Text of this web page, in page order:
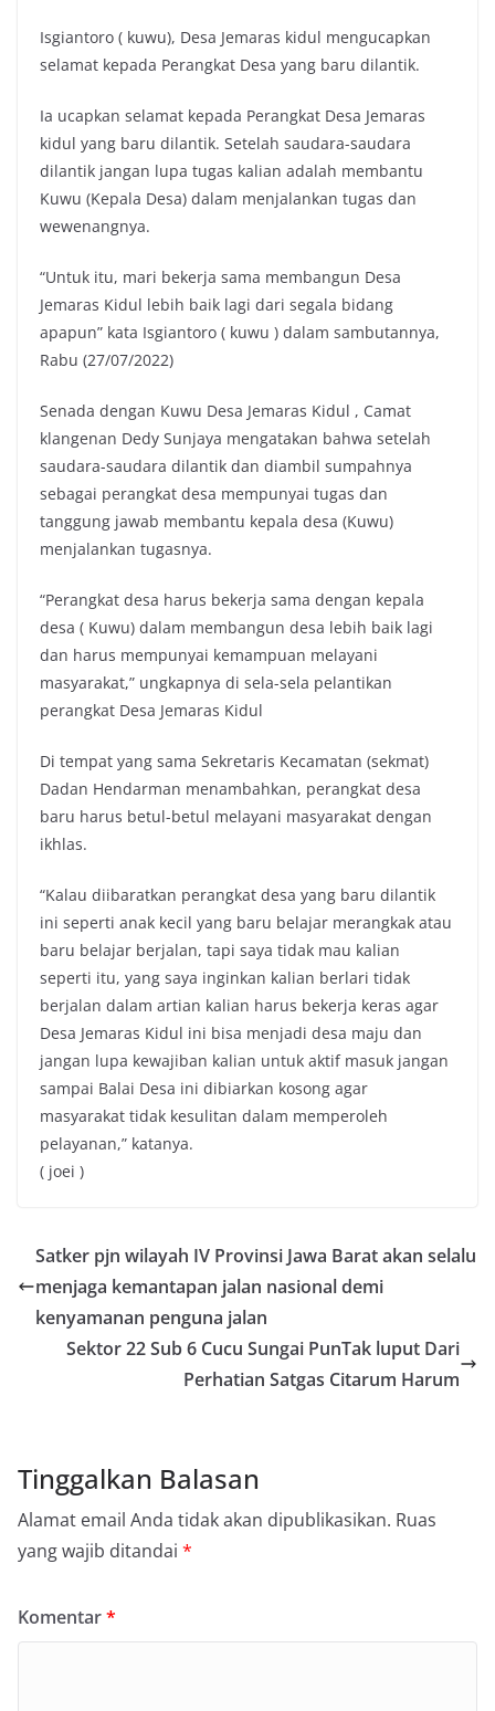
Isgiantoro ( kuwu), Desa Jemaras kidul mengucapkan
selamat kepada Perangkat Desa yang baru dilantik.
Ia ucapkan selamat kepada Perangkat Desa Jemaras
kidul yang baru dilantik. Setelah saudara-saudara
dilantik jangan lupa tugas kalian adalah membantu
Kuwu (Kepala Desa) dalam menjalankan tugas dan
wewenangnya.
“Untuk itu, mari bekerja sama membangun Desa
Jemaras Kidul lebih baik lagi dari segala bidang
apapun” kata Isgiantoro ( kuwu ) dalam sambutannya,
Rabu (27/07/2022)
Senada dengan Kuwu Desa Jemaras Kidul , Camat
klangenan Dedy Sunjaya mengatakan bahwa setelah
saudara-saudara dilantik dan diambil sumpahnya
sebagai perangkat desa mempunyai tugas dan
tanggung jawab membantu kepala desa (Kuwu)
menjalankan tugasnya.
“Perangkat desa harus bekerja sama dengan kepala
desa ( Kuwu) dalam membangun desa lebih baik lagi
dan harus mempunyai kemampuan melayani
masyarakat,” ungkapnya di sela-sela pelantikan
perangkat Desa Jemaras Kidul
Di tempat yang sama Sekretaris Kecamatan (sekmat)
Dadan Hendarman menambahkan, perangkat desa
baru harus betul-betul melayani masyarakat dengan
ikhlas.
“Kalau diibaratkan perangkat desa yang baru dilantik
ini seperti anak kecil yang baru belajar merangkak atau
baru belajar berjalan, tapi saya tidak mau kalian
seperti itu, yang saya inginkan kalian berlari tidak
berjalan dalam artian kalian harus bekerja keras agar
Desa Jemaras Kidul ini bisa menjadi desa maju dan
jangan lupa kewajiban kalian untuk aktif masuk jangan
sampai Balai Desa ini dibiarkan kosong agar
masyarakat tidak kesulitan dalam memperoleh
pelayanan,” katanya.
( joei )
Satker pjn wilayah IV Provinsi Jawa Barat akan selalu
menjaga kemantapan jalan nasional demi
kenyamanan penguna jalan
Sektor 22 Sub 6 Cucu Sungai PunTak luput Dari
Perhatian Satgas Citarum Harum
Tinggalkan Balasan
Alamat email Anda tidak akan dipublikasikan. Ruas
yang wajib ditandai *
Komentar*